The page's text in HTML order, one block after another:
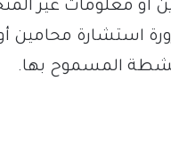
أو معلومات غير
استشارة محامين
المسموح بها.